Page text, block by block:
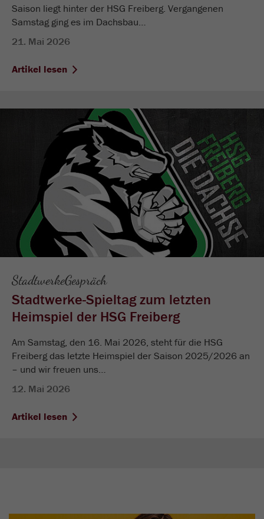
Saison liegt hinter der HSG Freiberg. Vergangenen
Samstag ging es im Dachsbau…
21. Mai 2026
Artikel lesen
Stadtwerke-Spieltag zum letzten
Heimspiel der HSG Freiberg
StadtwerkeGespräch
Am Samstag, den 16. Mai 2026, steht für die HSG
Freiberg das letzte Heimspiel der Saison 2025/2026 an
– und wir freuen uns…
12. Mai 2026
Artikel lesen